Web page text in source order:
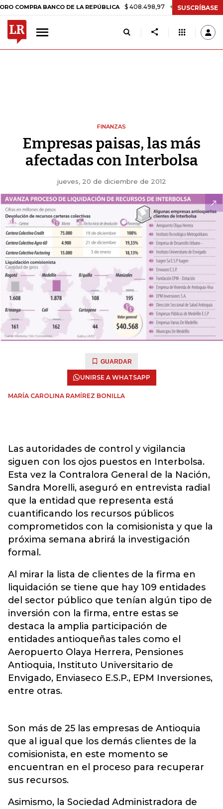
BANCO DE LA REPÚBLICA $ 408.498,97 +$ 8.753,81 +2,19%
SUSCRÍBASE
FINANZAS
Empresas paisas, las más
afectadas con Interbolsa
jueves, 20 de diciembre de 2012
GUARDAR
UNIRSE A WHATSAPP
MARÍA CAROLINA RAMÍREZ BONILLA
Las autoridades de control y vigilancia
siguen con los ojos puestos en Interbolsa.
Esta vez la Contralora General de la Nación,
Sandra Morelli, aseguró en entrevista radial
que la entidad que representa está
cuantificando los recursos públicos
comprometidos con la comisionista y que la
próxima semana abrirá la investigación
formal.
Al mirar la lista de clientes de la firma en
liquidación se tiene que hay 109 entidades
del sector público que tenían algún tipo de
inversión con la firma, entre estas se
destaca la amplia participación de
entidades antioqueñas tales como el
Aeropuerto Olaya Herrera, Pensiones
Antioquia, Instituto Universitario de
Envigado, Enviaseco E.S.P., EPM Inversiones,
entre otras.
Son más de 25 las empresas de Antioquia
que al igual que los demás clientes de la
comisionista, en este momento se
encuentran en el proceso para recuperar
sus recursos.
Asimismo, la Sociedad Administradora de